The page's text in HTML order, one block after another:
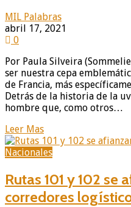
MIL Palabras
abril 17, 2021
0
Por Paula Silveira
ser nuestra cepa
de Francia, más
Detrás de la historia de la
hombre que, como otros…
Leer Mas
Nacionales
Rutas 101 y 102 se
corredores